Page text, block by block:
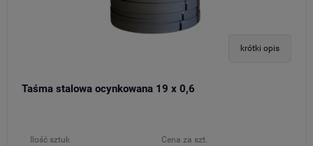
krótki opis
Taśma stalowa ocynkowana 19 x 0,6
Ilość sztuk
Cena za szt.